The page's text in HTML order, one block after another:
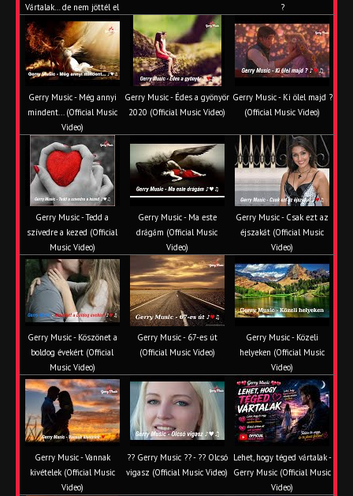
Vártalak… de nem jöttél el
?
Gerry Music - Még annyi
mindent... (Official Music
Video)
Gerry Music - Édes a gyönyör
2020 (Official Music Video)
Gerry Music - Ki ölel majd ?
(Official Music Video)
Gerry Music - Tedd a
szívedre a kezed (Official
Music Video)
Gerry Music - Ma este
drágám (Official Music
Video)
Gerry Music - Csak ezt az
éjszakát (Official Music
Video)
Gerry Music - Köszönet a
boldog évekért (Official
Music Video)
Gerry Music - 67-es út
(Official Music Video)
Gerry Music - Közeli
helyeken (Official Music
Video)
Gerry Music - Vannak
kivételek (Official Music
Video)
?? Gerry Music ?? - ?? Olcsó
vigasz (Official Music Video)
Lehet, hogy téged vártalak -
Gerry Music (Official Music
Video)